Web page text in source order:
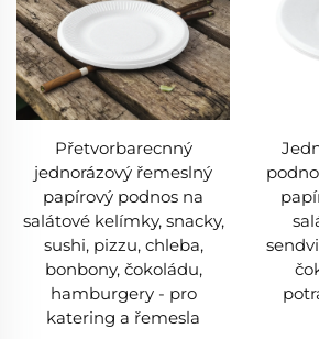
Přetvorbarecnný
jednorázový řemeslný
papírový podnos na
salátové kelímky, snacky,
sushi, pizzu, chleba,
bonbony, čokoládu,
hamburgery - pro
katering a řemesla